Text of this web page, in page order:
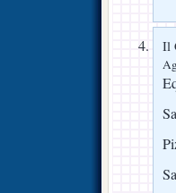
Il